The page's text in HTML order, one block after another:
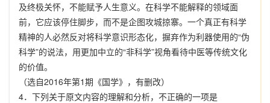
及终极关怀，不能赋予人生意义。在科学不能解释的领域面
前，它应该停住脚步，而不是企图攻城掠寨。一个真正有科学
精神的人必然反对将科学意识形态化，摒弃作为利器使用的“伪
科学”的说法，用更加中立的“非科学”视角看待中医等传统文化
的价值。
（选自2016年第1期《国学》，有删改）
4． 下列关于原文内容的理解和分析，不正确的一项是